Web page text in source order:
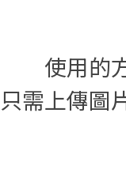
使用的
只需上傳圖